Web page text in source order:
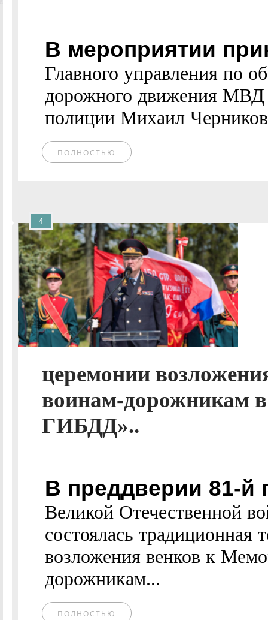
В мероприятии
Главного управления по
дорожного движения МВД
полиции Михаил
ПОЛНОСТЬЮ
церемонии
воинам-дорожникам
ГИБДД»..
В преддверии 81-
Великой Отечественной
состоялась традиционная
возложения венков к
дорожникам...
ПОЛНОСТЬЮ
4